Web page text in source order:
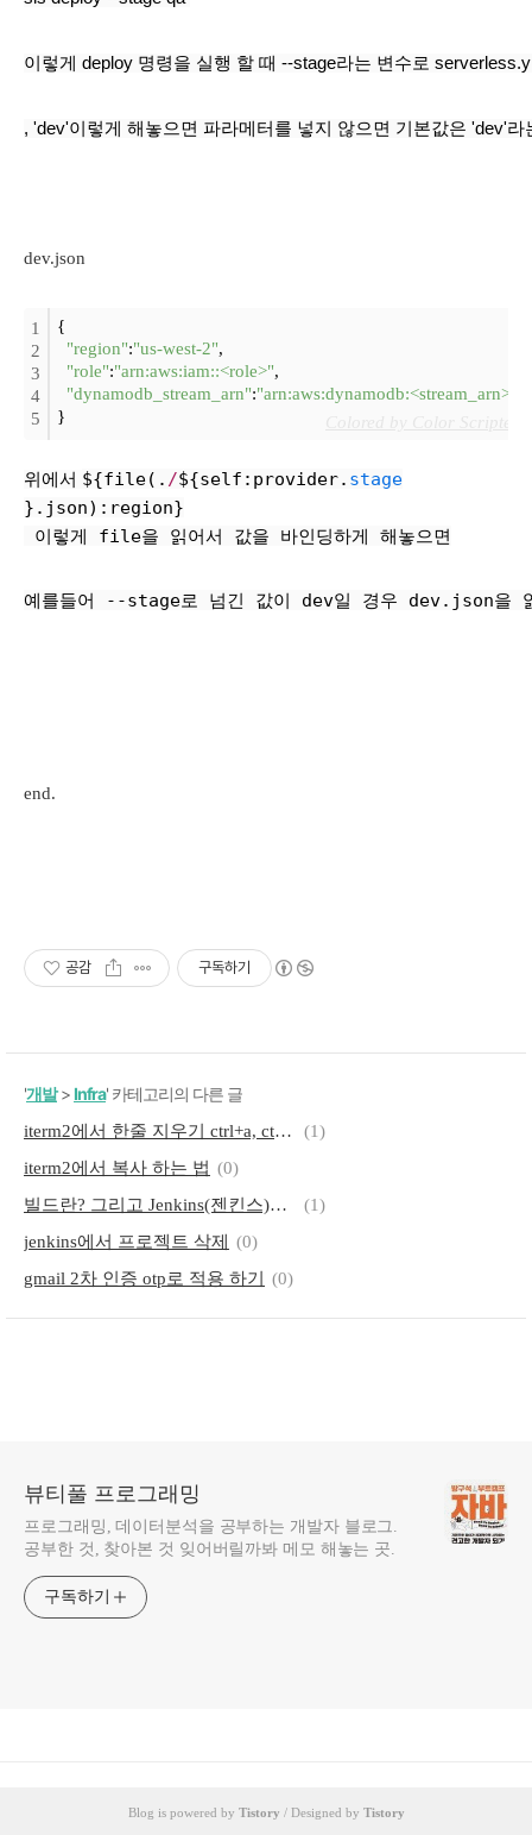
이렇게 deploy 명령을 실행 할 때 --stage라는 변수로
, 'dev'이렇게 해놓으면 파라메터를 넣지 않으면 기본값은 'dev'라
dev.json
1
2
3
4
5
{
"region":"us-west-2",
"role":"arn:aws:iam::<role>",
"dynamodb_stream_arn":"arn:aws:dynamodb:<stream_arn>"
}
위에서 ${file(. /${self:provider. stage
}.json):region}
이렇게 file을 읽어서 값을 바인딩하게 해놓으면
예를들어 --stage로 넘긴 값이 dev일 경우 dev.json
end.
공감 구독하기
'개발>Infra' 카테고리의 다른 글
iterm2에서 한줄 지우기 ctrl+a, ctrl+k
(1)
iterm2에서 복사 하는 법 (0)
빌드란? 그리고 Jenkins(젠킨스)란? 써야 하는 이유
(1)
jenkins에서 프로젝트 삭제
(0)
gmail 2차 인증 otp로 적용 하기
(0)
뷰티풀 프로그래밍
프로그래밍, 데이터분석을 공부하는 개발자 블로그.
공부한 것, 찾아본 것 잊어버릴까봐 메모 해놓는 곳.
구독하기
Blog is powered by Tistory / Designed by Tistory